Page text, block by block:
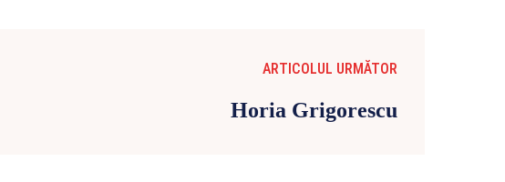
ARTICOLUL URMĂTOR
Horia Grigorescu